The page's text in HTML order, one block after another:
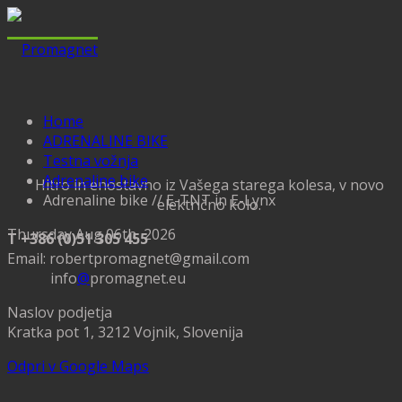
Hitro in enostavno iz Vašega starega kolesa, v novo
električno kolo.
T +386 (0)51 305 455
Email: robertpromagnet@gmail.com
info@promagnet.eu
Naslov podjetja
Kratka pot 1, 3212 Vojnik, Slovenija
Odpri v Google Maps
Home
ADRENALINE BIKE
Testna vožnja
Adrenaline bike
Adrenaline bike // E-TNT in E-Lynx
Thursday Aug 06th, 2026